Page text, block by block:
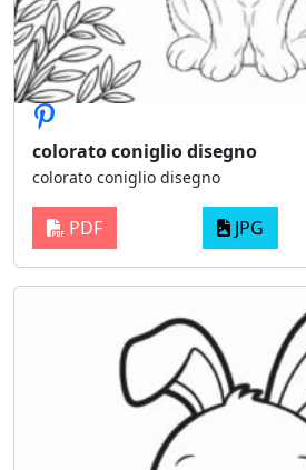
colorato coniglio disegno
colorato coniglio disegno
PDF JPG